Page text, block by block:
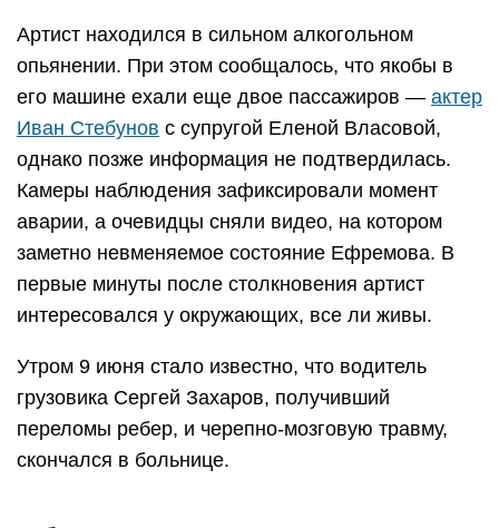
Артист находился в сильном алкогольном
опьянении. При этом сообщалось, что якобы в
его машине ехали еще двое пассажиров — актер
Иван Стебунов с супругой Еленой Власовой,
однако позже информация не подтвердилась.
Камеры наблюдения зафиксировали момент
аварии, а очевидцы сняли видео, на котором
заметно невменяемое состояние Ефремова. В
первые минуты после столкновения артист
интересовался у окружающих, все ли живы.
Утром 9 июня стало известно, что водитель
грузовика Сергей Захаров, получивший
переломы ребер, и черепно-мозговую травму,
скончался в больнице.